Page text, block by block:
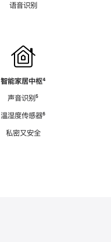
语音识别
智能家居中枢脚
⁴
声音识别脚
⁵
温湿度传感器脚
⁶
私密又安全